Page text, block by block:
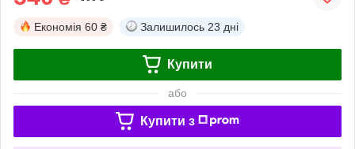
Економія 60 ₴ Залишилось 23 дні
Купити
або
Купити з